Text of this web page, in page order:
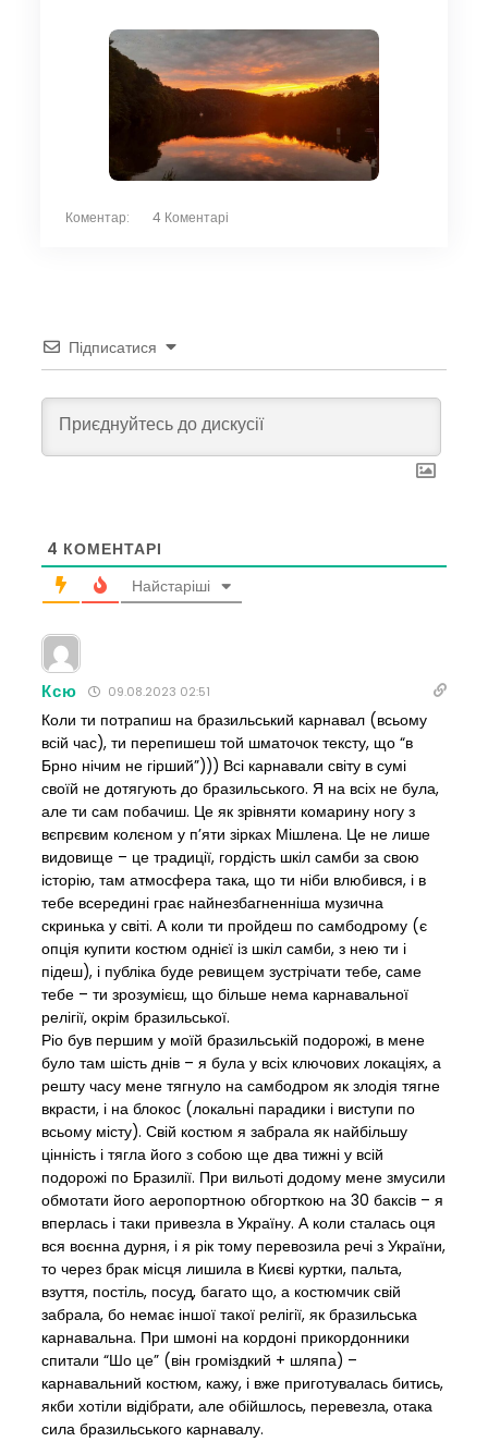
Коментар: 4 Коментарі
Підписатися
4 КОМЕНТАРІ
Найстаріші
Ксю 09.08.2023 02:51
Коли ти потрапиш на бразильський карнавал (всьому
всій час), ти перепишеш той шматочок тексту, що “в
Брно нічим не гірший”))) Всі карнавали світу в сумі
своїй не дотягують до бразильського. Я на всіх не була,
але ти сам побачиш. Це як зрівняти комарину ногу з
вєпрєвим колєном у п’яти зірках Мішлена. Це не лише
видовище – це традиції, гордість шкіл самби за свою
історію, там атмосфера така, що ти ніби влюбився, і в
тебе всередині грає найнезбагненніша музична
скринька у світі. А коли ти пройдеш по самбодрому (є
опція купити костюм однієї із шкіл самби, з нею ти і
підеш), і публіка буде ревищем зустрічати тебе, саме
тебе – ти зрозумієш, що більше нема карнавальної
релігії, окрім бразильської.
Ріо був першим у моїй бразильській подорожі, в мене
було там шість днів – я була у всіх ключових локаціях, а
решту часу мене тягнуло на самбодром як злодія тягне
вкрасти, і на блокос (локальні парадики і виступи по
всьому місту). Свій костюм я забрала як найбільшу
цінність і тягла його з собою ще два тижні у всій
подорожі по Бразилії. При вильоті додому мене змусили
обмотати його аеропортною обгорткою на 30 баксів – я
вперлась і таки привезла в Україну. А коли сталась оця
вся воєнна дурня, і я рік тому перевозила речі з України,
то через брак місця лишила в Києві куртки, пальта,
взуття, постіль, посуд, багато що, а костюмчик свій
забрала, бо немає іншої такої релігії, як бразильська
карнавальна. При шмоні на кордоні прикордонники
спитали “Шо це” (він громіздкий + шляпа) –
карнавальний костюм, кажу, і вже приготувалась битись,
якби хотіли відібрати, але обійшлось, перевезла, отака
сила бразильського карнавалу.